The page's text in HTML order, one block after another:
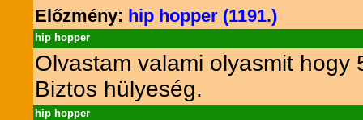
Előzmény: hip hopper (1191.)
hip hopper
Olvastam valami olyasmit
Biztos hülyeség.
hip hopper